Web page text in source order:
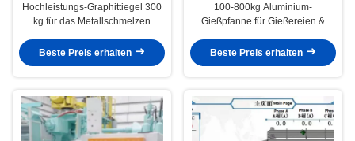
Hochleistungs-Graphittiegel 300
kg für das Metallschmelzen
Beste Preis erhalten
100-800kg Aluminium-
Gießpfanne für Gießereien &
Beste Preis erhalten